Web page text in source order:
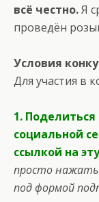
всё честно.Я
проведён
Условия
Для участия в
1.
социальной
ссылкой на
просто нажать
под формой